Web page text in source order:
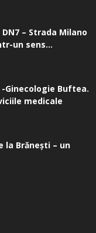
– Strada Milano
un sens...
Ginecologie Buftea.
medicale
la Brăneşti – un